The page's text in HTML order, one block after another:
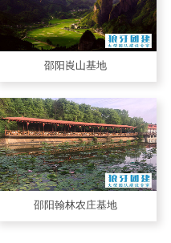
邵阳崀山基地
邵阳翰林农庄基地